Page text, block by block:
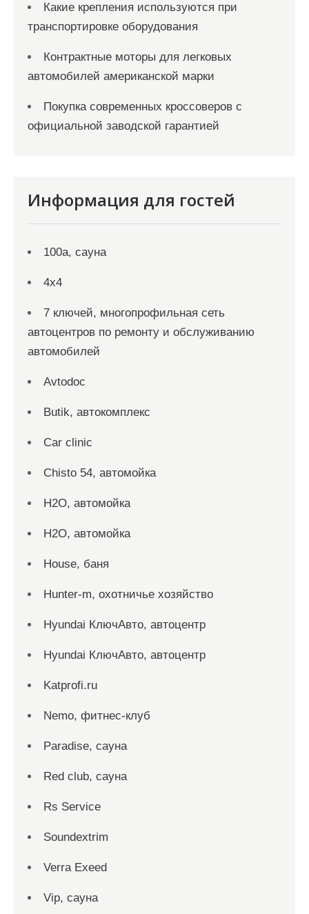
Какие крепления используются при
транспортировке оборудования
Контрактные моторы для легковых
автомобилей американской марки
Покупка современных кроссоверов с
официальной заводской гарантией
Информация для гостей
100а, сауна
4х4
7 ключей, многопрофильная сеть
автоцентров по ремонту и обслуживанию
автомобилей
Avtodoc
Butik, автокомплекс
Car clinic
Chisto 54, автомойка
H2O, автомойка
H2O, автомойка
House, баня
Hunter-m, охотничье хозяйство
Hyundai КлючАвто, автоцентр
Hyundai КлючАвто, автоцентр
Katprofi.ru
Nemo, фитнес-клуб
Paradise, сауна
Red сlub, сауна
Rs Service
Soundextrim
Verra Exeed
Vip, сауна